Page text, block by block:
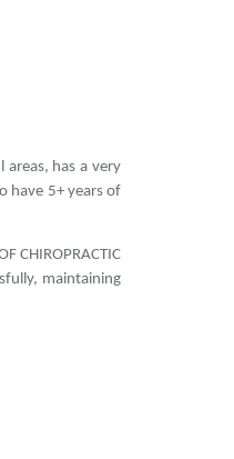
areas, has a very
have 5+ years of
CHIROPRACTIC
maintaining